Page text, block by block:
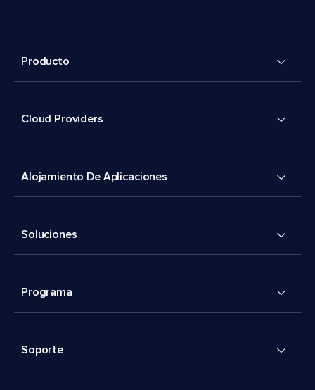
Producto
Cloud Providers
Alojamiento De Aplicaciones
Soluciones
Programa
Soporte